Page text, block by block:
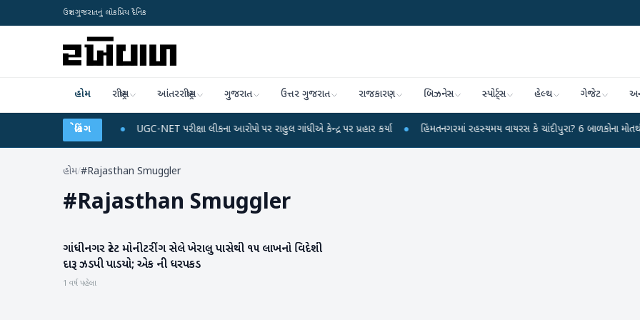
ઉત્તર ગુજરાતનું લોકપ્રિય દૈનિક
હોમ રાષ્ટ્રીય આંતરરાષ્ટ્રીય ગુજરાત ઉત્તર ગુજરાત રાજકારણ બિઝનેસ સ્પોર્ટ્સ હેલ્થ ગેજેટ
બ્રેકિંગ
● UGC-NET પરીક્ષા લીકના આરોપો પર રાહુલ ગાંધીએ કેન્દ્ર પર પ્રહાર કર્યા ● હિંમતનગરમાં રહસ્યમય વાયરસ કે ચાંદીપુરા? 6 બાળકોના મોતથી ફફડાટ
હોમ/#Rajasthan Smuggler
#Rajasthan Smuggler
મહેસાણા
ગાંધીનગર સ્ટેટ મોનીટરીંગ સેલે ખેરાલુ પાસેથી ૧૫ લાખનો વિદેશી
દારૂ ઝડપી પાડયો; એક ની ધરપકડ
1 વર્ષ પહેલા